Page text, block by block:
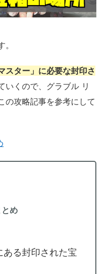
スター」に必要な封印さ
いくので、グラブル リ
の攻略記事を参考にして
め
る封印された宝